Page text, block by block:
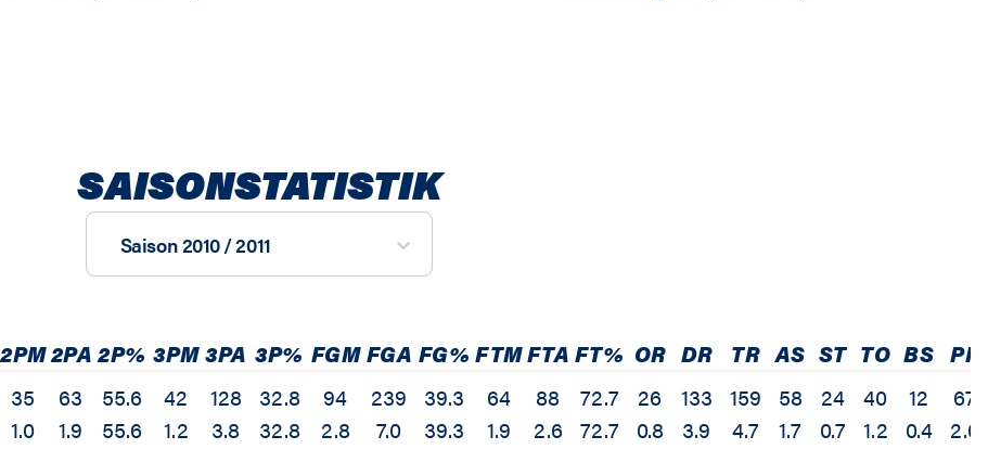
SAISONSTATISTIK
Saison 2010 / 2011
2PM2PA 2P% 3PM3PA 3P% FGM FGA FG% FTMFTA FT% OR DR TR AS ST TO BS PF
35
1.0
63
1.9
55.6
55.6
42
1.2
128
3.8
32.8
32.8
94
2.8
239
7.0
39.3
39.3
64
1.9
88
2.6
72.7
72.7
26
0.8
133
3.9
159
4.7
58
1.7
24
0.7
40
1.2
12
0.4
67
2.0